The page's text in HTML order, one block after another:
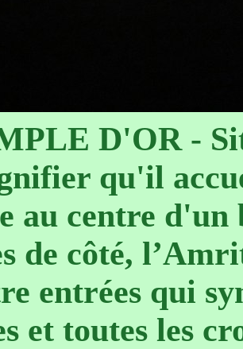
D'OR -
qu'il
au centre d'un
de côté,
entrées qui
et toutes les